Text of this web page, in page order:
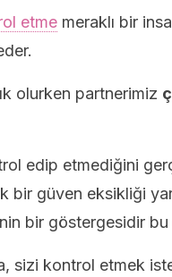
etme meraklı bir
olurken partnerimiz
edip etmediğini
bir güven eksikliği
bir göstergesidir bu
sizi kontrol etmek